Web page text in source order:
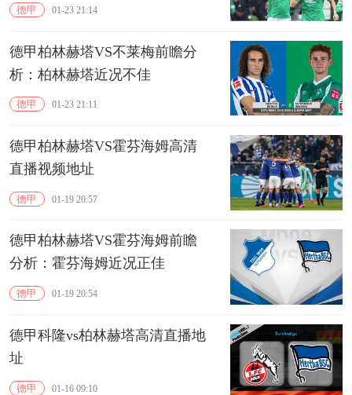
德甲 01-23 21:14
德甲柏林赫塔VS不莱梅前瞻分
析：柏林赫塔近况不佳
德甲 01-23 21:11
德甲柏林赫塔VS霍芬海姆高清
直播视频地址
德甲 01-19 20:57
德甲柏林赫塔VS霍芬海姆前瞻
分析：霍芬海姆近况正佳
德甲 01-19 20:54
德甲科隆vs柏林赫塔高清直播地
址
德甲 01-16 09:10